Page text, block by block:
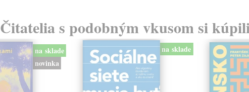
Čitatelia s podobným vkusom si
na sklade
novinka
na sklade